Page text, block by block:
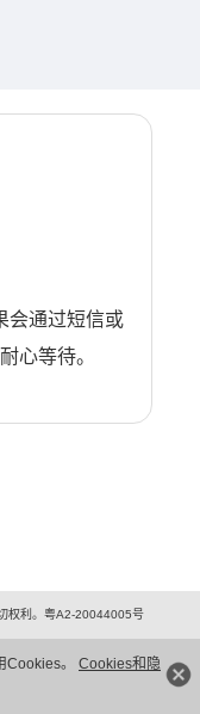
Cookies。 Cookies和隐
会通过短信或
心等待。
权利。粤A2-20044005号